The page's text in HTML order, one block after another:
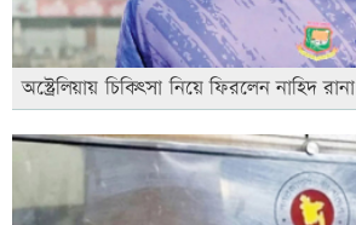
অস্ট্রেলিয়ায় চিকিৎসা নিয়ে ফিরলেন নাহিদ রানা